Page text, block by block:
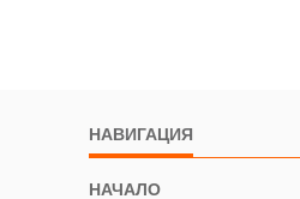
НАВИГАЦИЯ
НАЧАЛО